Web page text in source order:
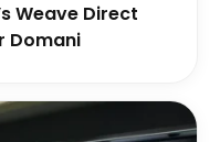
Weave Direct
Domani